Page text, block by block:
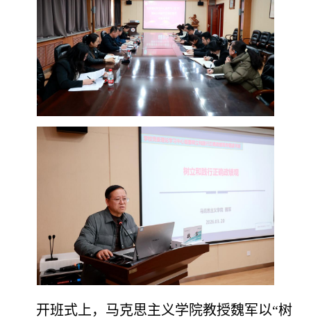
开班式上，马克思主义学院教授魏军以“树